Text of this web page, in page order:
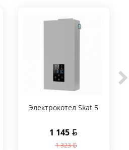
Электрокотел Skat 5
1 145
1 323